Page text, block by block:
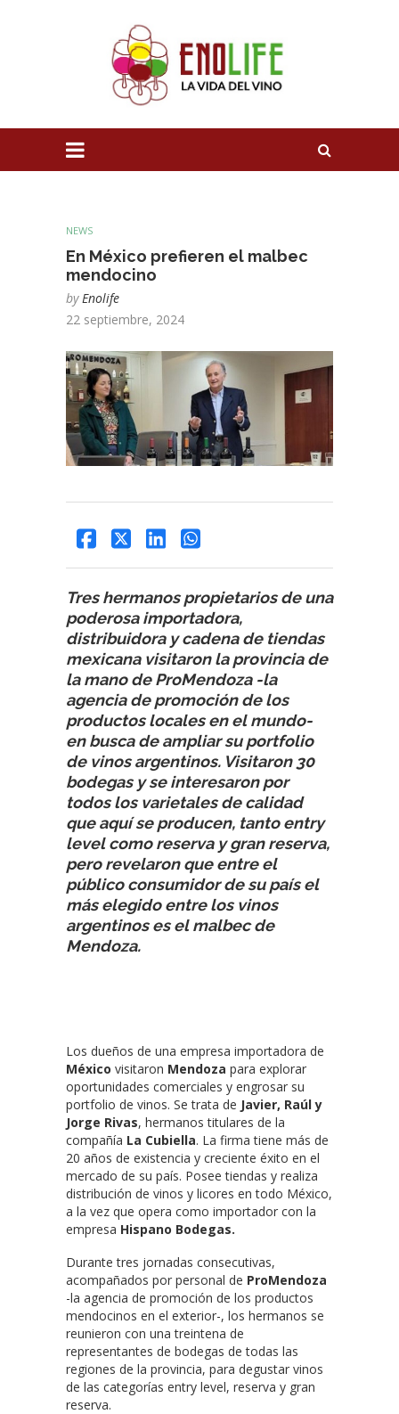
NEWS
En México prefieren el malbec
mendocino
by Enolife
22 septiembre, 2024
Tres hermanos propietarios de una
poderosa importadora,
distribuidora y cadena de tiendas
mexicana visitaron la provincia de
la mano de ProMendoza -la
agencia de promoción de los
productos locales en el mundo-
en busca de ampliar su portfolio
de vinos argentinos. Visitaron 30
bodegas y se interesaron por
todos los varietales de calidad
que aquí se producen, tanto entry
level como reserva y gran reserva,
pero revelaron que entre el
público consumidor de su país el
más elegido entre los vinos
argentinos es el malbec de
Mendoza.
Los dueños de una empresa importadora de
México visitaron Mendoza para explorar
oportunidades comerciales y engrosar su
portfolio de vinos. Se trata de Javier, Raúl y
Jorge Rivas, hermanos titulares de la
compañía La Cubiella. La firma tiene más de
20 años de existencia y creciente éxito en el
mercado de su país. Posee tiendas y realiza
distribución de vinos y licores en todo México,
a la vez que opera como importador con la
empresa Hispano Bodegas.
Durante tres jornadas consecutivas,
acompañados por personal de ProMendoza
-la agencia de promoción de los productos
mendocinos en el exterior-, los hermanos se
reunieron con una treintena de
representantes de bodegas de todas las
regiones de la provincia, para degustar vinos
de las categorías entry level, reserva y gran
reserva.